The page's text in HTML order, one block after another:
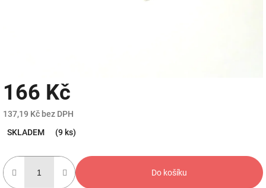
166 Kč
137,19 Kč bez DPH
cena:
SKLADEM (9 ks)
Do košíku